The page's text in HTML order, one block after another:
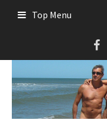
Top Menu